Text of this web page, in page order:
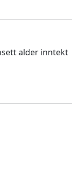
alder inntekt